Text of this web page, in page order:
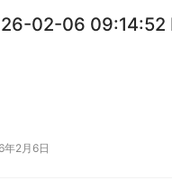
02-06 09:14:52
年2月6日